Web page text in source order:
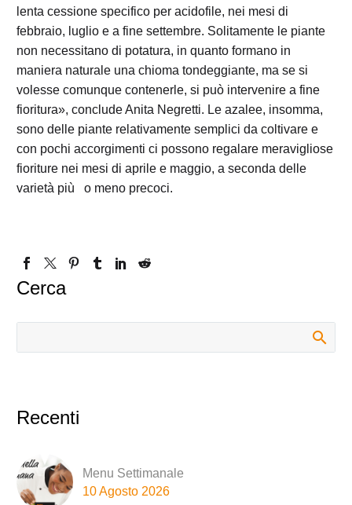
lenta cessione specifico per acidofile, nei mesi di
febbraio, luglio e a fine settembre. Solitamente le piante
non necessitano di potatura, in quanto formano in
maniera naturale una chioma tondeggiante, ma se si
volesse comunque contenerle, si può intervenire a fine
fioritura», conclude Anita Negretti. Le azalee, insomma,
sono delle piante relativamente semplici da coltivare e
con pochi accorgimenti ci possono regalare meravigliose
fioriture nei mesi di aprile e maggio, a seconda delle
varietà più o meno precoci.
Cerca
Recenti
Menu Settimanale
10 Agosto 2026